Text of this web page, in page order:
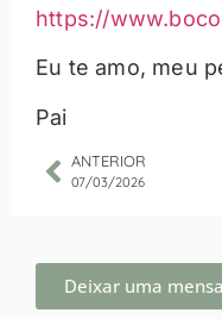
https://
Eu te amo, meu
Pai
ANTERIOR
07/03/2026
Deixar uma